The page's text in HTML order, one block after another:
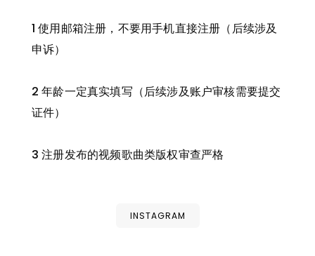
1 使用邮箱注册，不要用手机直接注册（后续涉及
申诉）
2 年龄一定真实填写（后续涉及账户审核需要提交
证件）
3 注册发布的视频歌曲类版权审查严格
INSTAGRAM